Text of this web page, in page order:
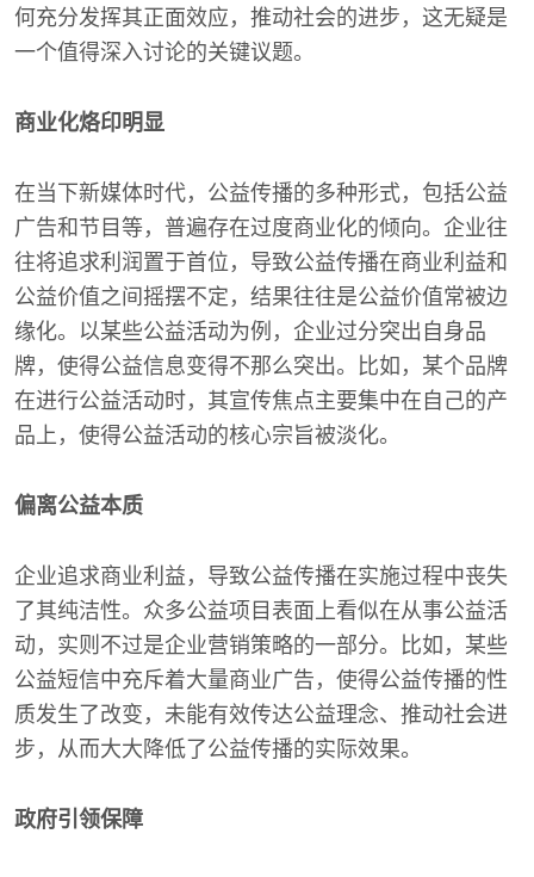
何充分发挥其正面效应，推动社会的进步，这无疑是
一个值得深入讨论的关键议题。
商业化烙印明显
在当下新媒体时代，公益传播的多种形式，包括公益
广告和节目等，普遍存在过度商业化的倾向。企业往
往将追求利润置于首位，导致公益传播在商业利益和
公益价值之间摇摆不定，结果往往是公益价值常被边
缘化。以某些公益活动为例，企业过分突出自身品
牌，使得公益信息变得不那么突出。比如，某个品牌
在进行公益活动时，其宣传焦点主要集中在自己的产
品上，使得公益活动的核心宗旨被淡化。
偏离公益本质
企业追求商业利益，导致公益传播在实施过程中丧失
了其纯洁性。众多公益项目表面上看似在从事公益活
动，实则不过是企业营销策略的一部分。比如，某些
公益短信中充斥着大量商业广告，使得公益传播的性
质发生了改变，未能有效传达公益理念、推动社会进
步，从而大大降低了公益传播的实际效果。
政府引领保障